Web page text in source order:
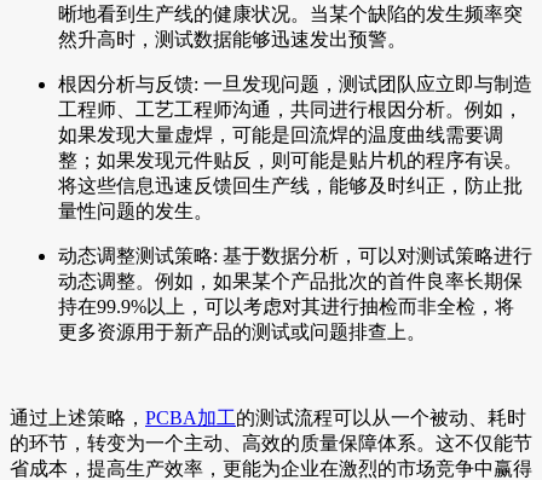
晰地看到生产线的健康状况。当某个缺陷的发生频率突
然升高时，测试数据能够迅速发出预警。
根因分析与反馈: 一旦发现问题，测试团队应立即与制造
工程师、工艺工程师沟通，共同进行根因分析。例如，
如果发现大量虚焊，可能是回流焊的温度曲线需要调
整；如果发现元件贴反，则可能是贴片机的程序有误。
将这些信息迅速反馈回生产线，能够及时纠正，防止批
量性问题的发生。
动态调整测试策略: 基于数据分析，可以对测试策略进行
动态调整。例如，如果某个产品批次的首件良率长期保
持在99.9%以上，可以考虑对其进行抽检而非全检，将
更多资源用于新产品的测试或问题排查上。
通过上述策略， PCBA加工的测试流程可以从一个被动、耗时
的环节，转变为一个主动、高效的质量保障体系。这不仅能节
省成本，提高生产效率，更能为企业在激烈的市场竞争中赢得